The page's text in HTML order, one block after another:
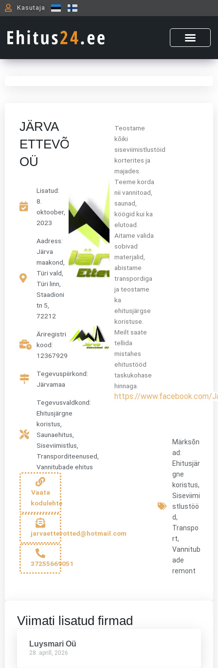
Skip
to
Kasutaja
JÄRVA
ETTEVÕTTED
OÜ
Lisatud:
8.
oktoober,
2023
Aadress:
Järva
maakond,
Türi vald,
Türi linn,
Staadioni
tn 5,
72212
Äriregistri
kood:
12367929
Tegevuspiirkond:
Järvamaa
Tegevusvaldkond:
Ehitusjärgne
koristus
Saunaehitus
Siseviimistlus
Transporditeenused
Vannitubade ehitus
Vaata
kodulehte
jarvaettevotted@hotmail.com
37255669051
Teostame
kõiki
siseviimistlustöid
korterites ja
majades.
Teeme korda
nii vannitoad,
saunad,
köögid kui ka
elutoad.
Aitame valida
sobivad
materjalid,
abistame
transpordiga
ja teostame
ka
ehitusjärgse
koristuse.
Meilt saate
tellida
mistahes
ehitustööd
taskukohase
hinnaga.
https://www.facebook.com/
Märksõn
ad:
Ehitusjär
gne
koristus,
Siseviimi
stlustöö
d,
Transpo
rt,
Vannitub
ade
remont
Viimati lisatud firmad
Luysmari Oü
28. aprill, 2026